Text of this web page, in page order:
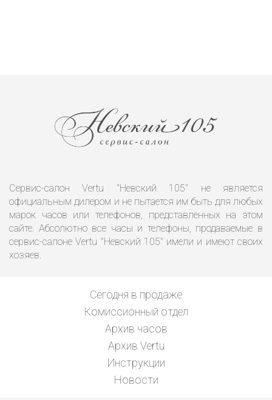
Сервис-салон Vertu "Невский 105" не является
официальным дилером и не пытается им быть для любых
марок часов или телефонов, представленных на этом
сайте. Абсолютно все часы и телефоны, продаваемые в
сервис-салоне Vertu "Невский 105" имели и имеют своих
хозяев.
Сегодня в продаже
Комиссионный отдел
Архив часов
Архив Vertu
Инструкции
Новости